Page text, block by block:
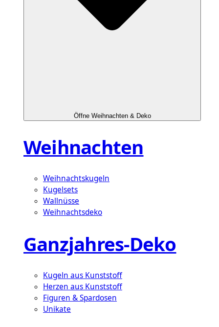
Öffne Weihnachten & Deko
Weihnachten
Weihnachtskugeln
Kugelsets
Wallnüsse
Weihnachtsdeko
Ganzjahres-Deko
Kugeln aus Kunststoff
Herzen aus Kunststoff
Figuren & Spardosen
Unikate